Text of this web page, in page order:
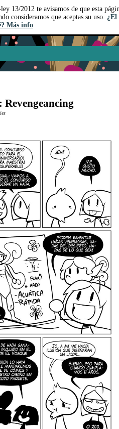
13/2012 te avisamos de que esta
consideramos que aceptas su uso. ¿El
Más info
Revengeancing